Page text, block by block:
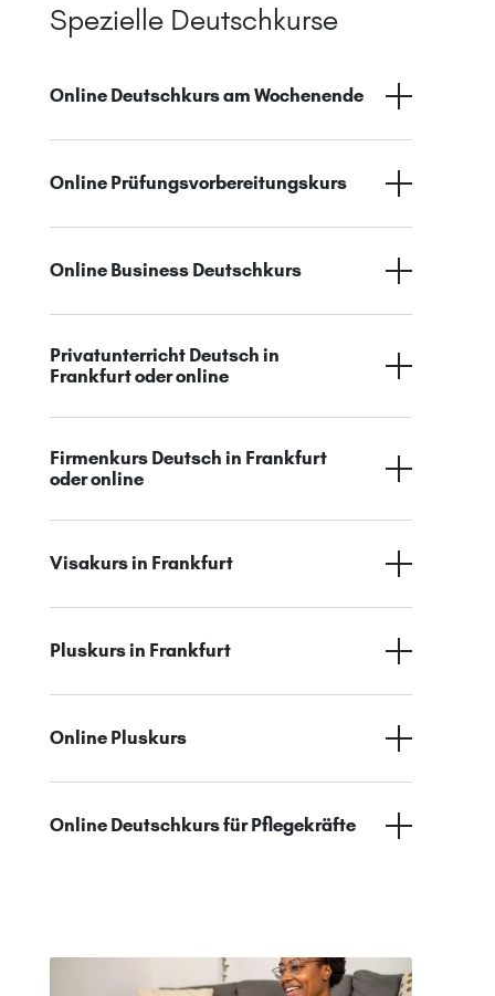
Spezielle Deutschkurse
Online Deutschkurs am Wochenende
Online Prüfungsvorbereitungskurs
Online Business Deutschkurs
Privatunterricht Deutsch in
Frankfurt oder online
Firmenkurs Deutsch in Frankfurt
oder online
Visakurs in Frankfurt
Pluskurs in Frankfurt
Online Pluskurs
Online Deutschkurs für Pflegekräfte